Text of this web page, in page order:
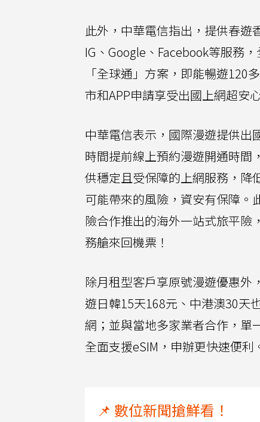
此外，中華電信指出，提供春遊
IG、Google、Facebook等服務
「全球通」方案，即能暢遊
市和APP申請享受出國上網超安
中華電信表示，國際漫遊提供出
時間提前線上預約漫遊開通時間
供穩定且受保障的上網服務，降
可能帶來的風險，資安有保障。
險合作推出的海外一站式旅平險
務艙來回機票！
除月租型客戶享原號漫遊優惠外
遊日韓15天168元、中港澳30天
網；並與當地多家業者合作，單
全面支援eSIM，申辦更快速便利
📌 數位新聞搶鮮看！